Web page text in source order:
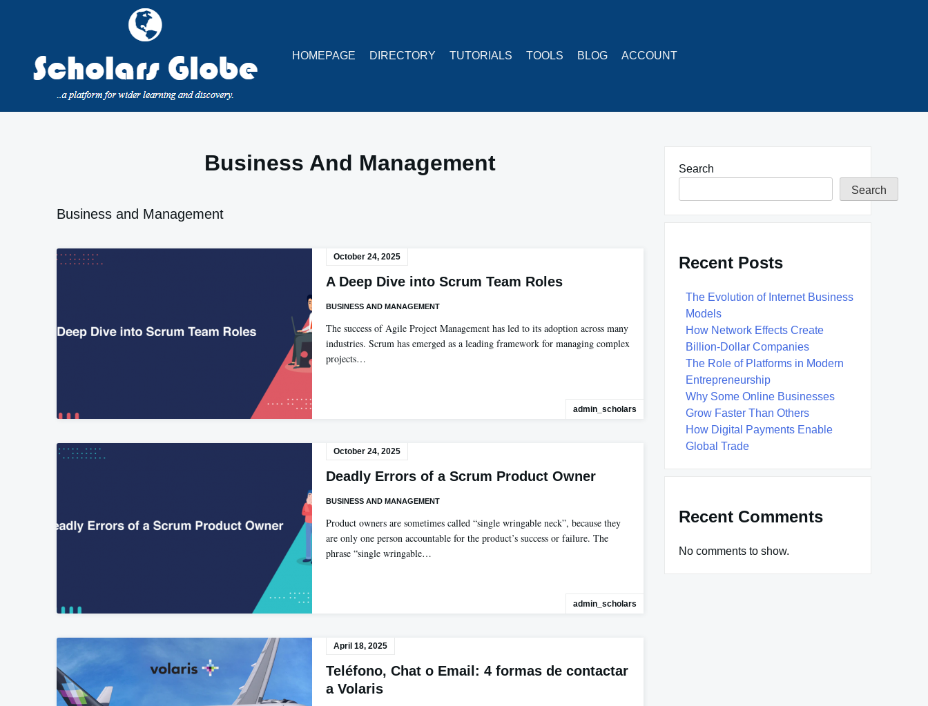
HOMEPAGE
DIRECTORY TUTORIALS TOOLS BLOG ACCOUNT
Business And Management
Business and Management
October 24, 2025
A Deep Dive into Scrum Team Roles
BUSINESS AND MANAGEMENT
The success of Agile Project Management has led to its adoption across many
industries. Scrum has emerged as a leading framework for managing complex
projects…
admin_scholars
October 24, 2025
Deadly Errors of a Scrum Product Owner
BUSINESS AND MANAGEMENT
Product owners are sometimes called “single wringable neck”, because they
are only one person accountable for the product’s success or failure. The
phrase “single wringable…
admin_scholars
April 18, 2025
Teléfono, Chat o Email: 4 formas de contactar
a Volaris
Search
Search
Recent Posts
The Evolution of Internet Business
Models
How Network Effects Create
Billion-Dollar Companies
The Role of Platforms in Modern
Entrepreneurship
Why Some Online Businesses
Grow Faster Than Others
How Digital Payments Enable
Global Trade
Recent Comments
No comments to show.